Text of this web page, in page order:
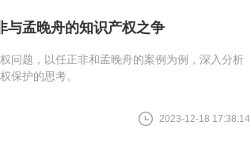
与孟晚舟的知识产权之争
问题，以任正非和孟晚舟的案例为例，深入分析
保护的思考。
2023-12-18 17:38:14